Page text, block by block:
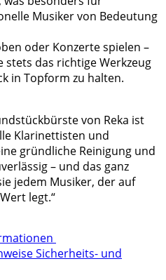
Musiker von Bedeutung
oder Konzerte spielen –
stets das richtige Werkzeug
in Topform zu halten.
von Reka ist
Klarinettisten und
gründliche Reinigung und
– und das ganz
jedem Musiker, der auf
legt.“
Sicherheits- und